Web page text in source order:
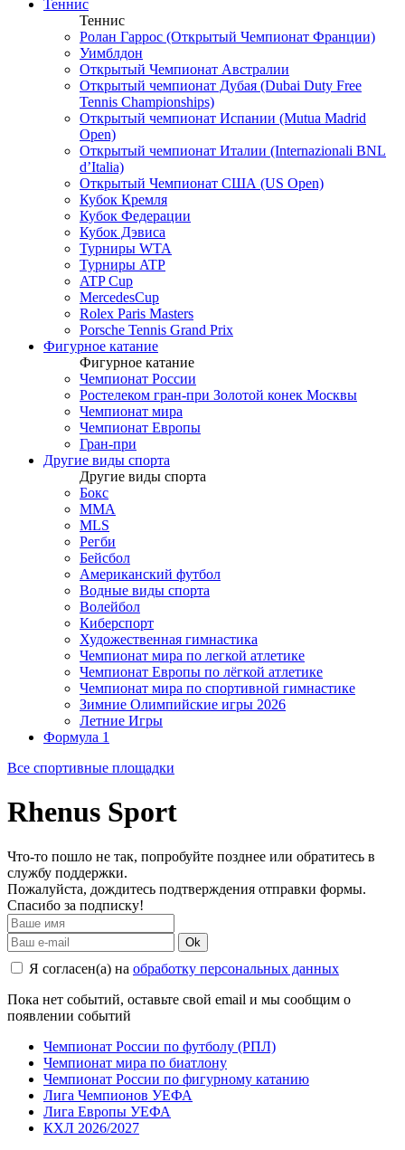
Теннис
Теннис
Ролан Гаррос (Открытый Чемпионат Франции)
Уимблдон
Открытый Чемпионат Австралии
Открытый чемпионат Дубая (Dubai Duty Free
Tennis Championships)
Открытый чемпионат Испании (Mutua Madrid
Open)
Открытый чемпионат Италии (Internazionali BNL
d’Italia)
Открытый Чемпионат США (US Open)
Кубок Кремля
Кубок Федерации
Кубок Дэвиса
Турниры WTA
Турниры ATP
ATP Cup
MercedesCup
Rolex Paris Masters
Porsche Tennis Grand Prix
Фигурное катание
Фигурное катание
Чемпионат России
Ростелеком гран-при Золотой конек Москвы
Чемпионат мира
Чемпионат Европы
Гран-при
Другие виды спорта
Другие виды спорта
Бокс
MMA
MLS
Регби
Бейсбол
Американский футбол
Водные виды спорта
Волейбол
Киберспорт
Художественная гимнастика
Чемпионат мира по легкой атлетике
Чемпионат Европы по лёгкой атлетике
Чемпионат мира по спортивной гимнастике
Зимние Олимпийские игры 2026
Летние Игры
Формула 1
Все спортивные площадки
Rhenus Sport
Что-то пошло не так, попробуйте позднее или обратитесь в
службу поддержки.
Пожалуйста, дождитесь подтверждения отправки формы.
Спасибо за подписку!
Ok
Я согласен(а) на обработку персональных данных
Пока нет событий, оставьте свой email и мы сообщим о
появлении событий
Чемпионат России по футболу (РПЛ)
Чемпионат мира по биатлону
Чемпионат России по фигурному катанию
Лига Чемпионов УЕФА
Лига Европы УЕФА
КХЛ 2026/2027